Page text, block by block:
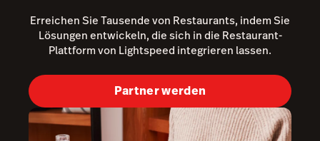
Erreichen Sie Tausende von Restaurants, indem Sie
Lösungen entwickeln, die sich in die Restaurant-
Plattform von Lightspeed integrieren lassen.
Partner werden